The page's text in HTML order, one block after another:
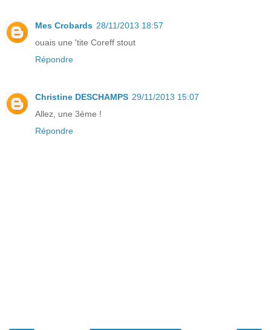
Mes Crobards 28/11/2013 18:57
ouais une 'tite Coreff stout
Répondre
Christine DESCHAMPS 29/11/2013 15:07
Allez, une 3ème !
Répondre